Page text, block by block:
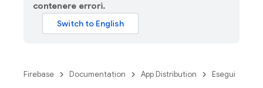
contenere errori.
Firebase Documentation App Distribution Esegui